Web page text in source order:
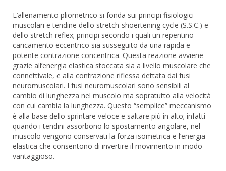
L’allenamento pliometrico si fonda sui principi fisiologici
muscolari e tendine dello stretch-shoertening cycle (S.S.C.) e
dello stretch reflex; principi secondo i quali un repentino
caricamento eccentrico sia susseguito da una rapida e
potente contrazione concentrica. Questa reazione avviene
grazie all’energia elastica stoccata sia a livello muscolare che
connettivale, e alla contrazione riflessa dettata dai fusi
neuromuscolari. I fusi neuromuscolari sono sensibili al
cambio di lunghezza nel muscolo ma sopratutto alla velocità
con cui cambia la lunghezza. Questo “semplice” meccanismo
è alla base dello sprintare veloce e saltare più in alto; infatti
quando i tendini assorbono lo spostamento angolare, nel
muscolo vengono conservati la forza isometrica e l’energia
elastica che consentono di invertire il movimento in modo
vantaggioso.